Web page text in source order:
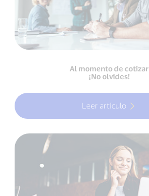
Al momento de cotizar
¡No olvides!
Leer artículo